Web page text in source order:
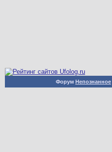
Форум Непознанное